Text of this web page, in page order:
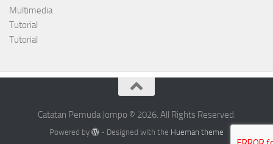
Multimedia
Tutorial
Tutorial
Catatan Pemuda Jompo © 2026. All Rights Reserved.
Powered by - Designed with the Hueman theme